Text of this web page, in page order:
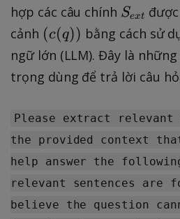
hợp các câu chính S
_
{
e
x
}
Sext
cảnh (
c
q
)
(c(q)) bằng cách sử
ngữ lớn (LLM). Đây là
trọng dùng để trả lời câu
Please extract relevant
the provided context
help answer the
relevant sentences are
believe the question